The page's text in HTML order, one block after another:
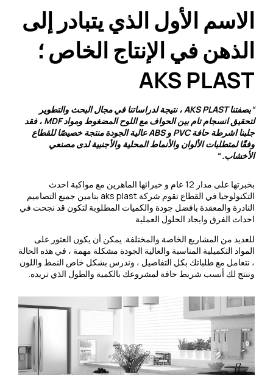
الاسم الأول الذي يتبادر إلى
الذهن في الإنتاج الخاص ؛
AKS PLAST
“بصفتنا AKS PLAST ، نتيجة لدراساتنا في مجال البحث والتطوير
لتحقيق انسجام تام بين الحواف مع اللوح المضغوط ومواد MDF ، فقد
جلبنا اشرطة حافة PVC و ABS عالية الجودة منتجة خصيصًا للقطاع
وفقًا لمتطلبات الألوان والأنماط المحلية والأجنبية لدى مصنعي
الأخشاب. “
بخبرتها على مدار 12 عام و خبرائها الماهرين مع مواكبة احدث
التكنولوجيا في القطاع تقوم شركة aks plast بتامين جميع التصاميم
النادرة والمعقدة بافضل جودة والكميات المطلوبة لتكون قد نجحت في
احداث الفرق وايجاد الحلول العملية
للعديد من المشاريع الخاصة والمختلفة. يمكن أن يكون العثور على
المواد التكميلية المناسبة والعالية الجودة مشكلة مهمة ، في هذه الحالة
، نتعامل مع طلباتك بكل التفاصيل ، وندرس بشكل خاص النمط واللون
وننتج لك أنسب شريط حافة لمشروعك بالكمية والطول الذي تريده.